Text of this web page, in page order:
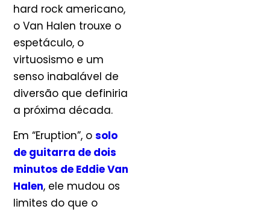
hard rock americano,
o Van Halen trouxe o
espetáculo, o
virtuosismo e um
senso inabalável de
diversão que definiria
a próxima década.
Em “Eruption”, o solo
de guitarra de dois
minutos de Eddie Van
Halen, ele mudou os
limites do que o